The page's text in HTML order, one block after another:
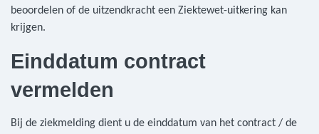
beoordelen of de uitzendkracht een Ziektewet-uitkering kan
krijgen.
Einddatum contract
vermelden
Bij de ziekmelding dient u de einddatum van het contract / de